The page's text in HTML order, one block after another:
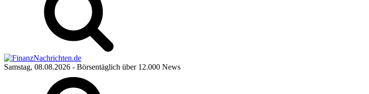
Samstag, 08.08.2026 - Börsentäglich über 12.000 News